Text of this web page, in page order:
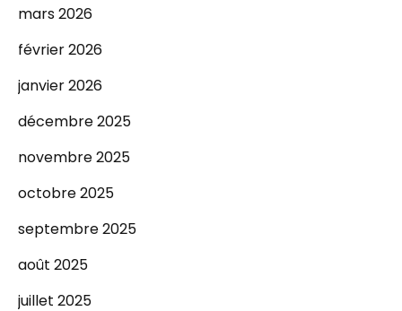
mars 2026
février 2026
janvier 2026
décembre 2025
novembre 2025
octobre 2025
septembre 2025
août 2025
juillet 2025